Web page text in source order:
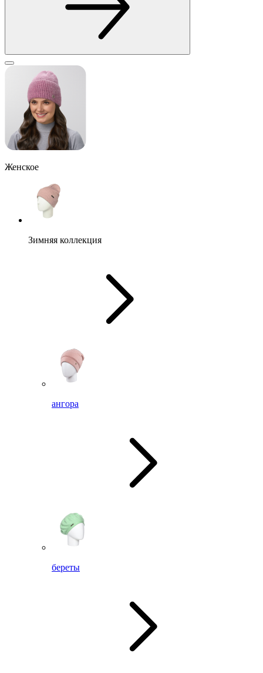
Женское
Зимняя коллекция
ангора
береты